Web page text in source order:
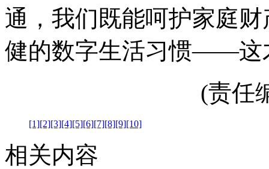
通，我们既能呵护家庭
健的数字生活习惯——这
(责任
[1][2][3][4][5][6][7][8][9][10]
相关内容